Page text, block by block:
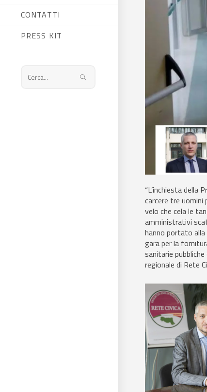
CONTATTI
PRESS KIT
Cerca
“L’inchiesta della
carcere tre uomini
velo che cela le
amministrativi
hanno portato
gara per la
sanitarie
regionale di Rete